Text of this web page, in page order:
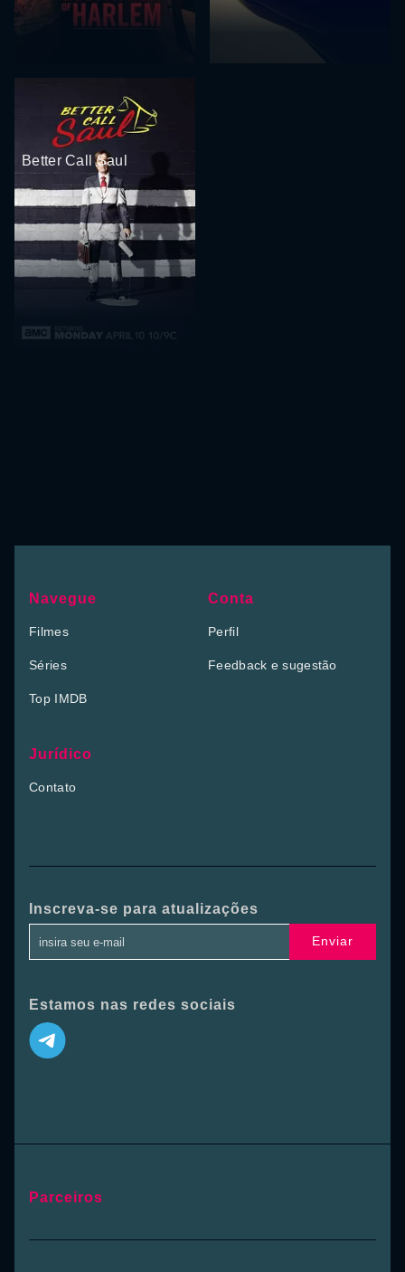
Better Call Saul
Navegue
Filmes
Séries
Top IMDB
Conta
Perfil
Feedback e sugestão
Jurídico
Contato
Inscreva-se para atualizações
Enviar
Estamos nas redes sociais
Parceiros